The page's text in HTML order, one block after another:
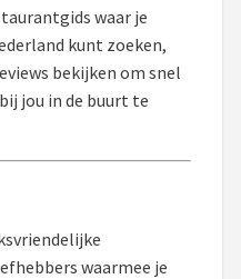
waar je
kunt zoeken,
bekijken om snel
jou in de buurt te
waarmee je